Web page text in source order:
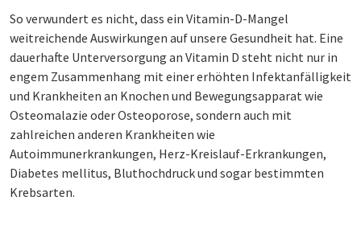
So verwundert es nicht, dass ein Vitamin-D-Mangel
weitreichende Auswirkungen auf unsere Gesundheit hat. Eine
dauerhafte Unterversorgung an Vitamin D steht nicht nur in
engem Zusammenhang mit einer erhöhten Infektanfälligkeit
und Krankheiten an Knochen und Bewegungsapparat wie
Osteomalazie oder Osteoporose, sondern auch mit
zahlreichen anderen Krankheiten wie
Autoimmunerkrankungen, Herz-Kreislauf-Erkrankungen,
Diabetes mellitus, Bluthochdruck und sogar bestimmten
Krebsarten.